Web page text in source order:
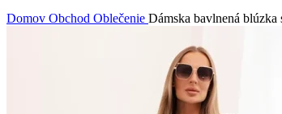
Domov Obchod Oblečenie Dámska bavlnená